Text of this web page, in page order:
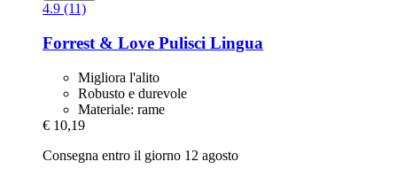
4.9 (11)
Forrest & Love Pulisci Lingua
Migliora l'alito
Robusto e durevole
Materiale: rame
€ 10,19
Consegna entro il giorno 12 agosto